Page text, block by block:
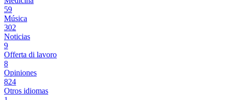
59
Música
302
Noticias
9
Offerta di lavoro
8
Opiniones
824
Otros idiomas